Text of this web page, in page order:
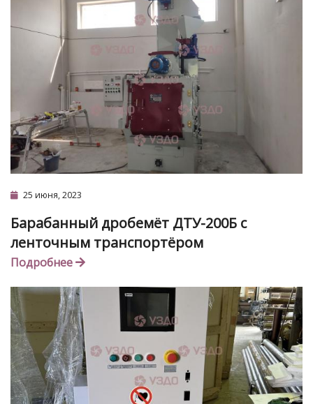
25 июня, 2023
Барабанный дробемёт ДТУ-200Б с
ленточным транспортёром
Подробнее